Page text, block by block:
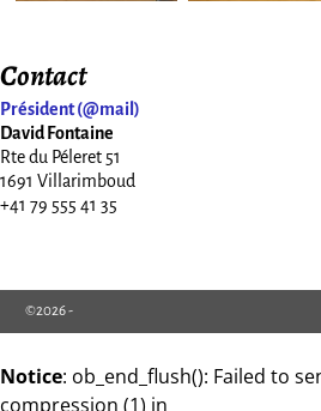
Contact
Président (@mail)
David Fontaine
Rte du Péleret 51
1691 Villarimboud
+41 79 555 41 35
©2026 -
Notice: ob_end_flush(): Failed to
compression (1) in